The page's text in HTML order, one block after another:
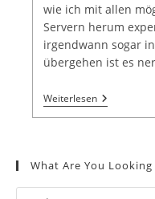
wie ich mit allen
Servern herum
irgendwann sogar
übergehen ist es
Weiterlesen
What Are You Looking